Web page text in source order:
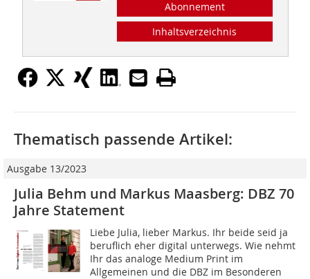
Abonnement
Inhaltsverzeichnis
Thematisch passende Artikel:
Ausgabe 13/2023
Julia Behm und Markus Maasberg: DBZ 70
Jahre Statement
Liebe Julia, lieber Markus. Ihr beide seid ja
beruflich eher digital unterwegs. Wie nehmt
Ihr das analoge Medium Print im
Allgemeinen und die DBZ im Besonderen